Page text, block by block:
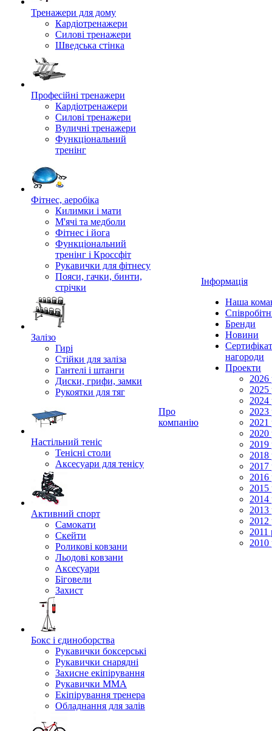
Тренажери для дому
Кардіотренажери
Силові тренажери
Шведська стінка
Професійні тренажери
Кардіотренажери
Силові тренажери
Вуличні тренажери
Функціональний
тренінг
Фітнес, аеробіка
Килимки і мати
М'ячі та медболи
Фітнес і йога
Функціональний
тренінг і Кроссфіт
Рукавички для фітнесу
Пояси, гачки, бинти,
стрічки
Залізо
Гирі
Стійки для заліза
Гантелі і штанги
Диски, грифи, замки
Рукоятки для тяг
Настільний теніс
Тенісні столи
Аксесуари для тенісу
Активний спорт
Самокати
Скейти
Роликові ковзани
Льодові ковзани
Аксесуари
Біговели
Захист
Бокс і єдиноборства
Рукавички боксерські
Рукавички снарядні
Захисне екіпірування
Рукавички ММА
Екіпірування тренера
Обладнання для залів
Про
компанію
Інформація
Наша
Бренди
Новини
нагороди
Проекти
2026
2025
2024
2023
2021
2020
2019
2018
2017
2016
2015
2014
2013
2012
2011
2010